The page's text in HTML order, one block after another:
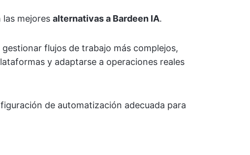
las mejores alternativas a Bardeen IA.
flujos de trabajo más complejos,
y adaptarse a operaciones reales
de automatización adecuada para